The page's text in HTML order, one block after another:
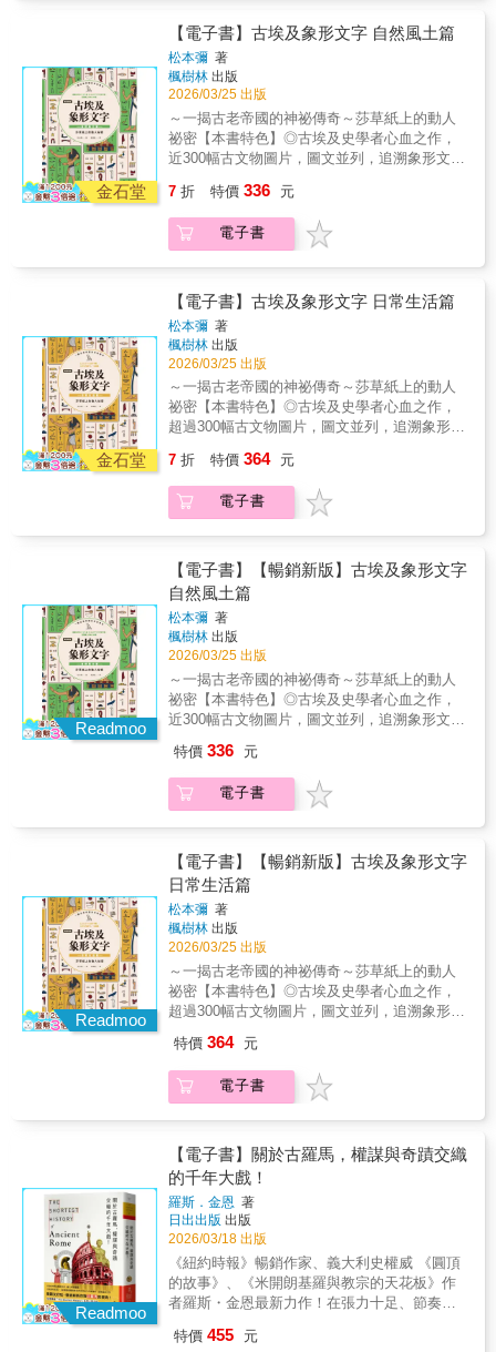
聯間的冷戰、蘇聯的解體與中國市場的開放
等，這些事件與我們的時代相接，並直接構成
了當今的世界局勢。本書由專家執筆，歸納出
近代歷史發展的六大關鍵：資本主義經濟體
系、民族國家政治體系、都市的膨脹、人工化
網絡的成長、技術體系的變化與社會體系的變
動，把握這些脈絡，對近代世界的演變就可以
瞭如指掌。 冊三《圖解東亞史》重新丈量立足
位置與東亞和世界的距離！跳出既有的認知框
論在近代以前，以中國為中心形成的相對獨立
且封閉的文化圈。偌大的亞洲大陸上，每個文
化以不同的速度成長發展，透過戰爭、貿易以
區域，但時而又屈服於擁有強大武力的遊牧民
族，在時間、空間縱橫軸的變化下，與周邊各
區域國家彼此國力消長變動，進而推展出不同
的互動關係，形成特殊的架構與脈絡。
度，揭示這樁集體駭人罪行的前因後果。▎納
粹如何走向殘暴？最難回答的歷史提問！人們
常問：為什麼納粹親衛隊（SS）能犯下那些匪
夷所思的罪行？那些近距離槍殺猶太人的殺
手，如何能一次又一次執行？集中營與死亡營
的指揮官為什麼願意——甚至興奮地——推動
集體屠殺？而普通的德國人，又怎麼能默許猶
今仍令人不寒而慄，也讓人迫切想了解：究竟
是什麼樣的心態，讓人變成了加害者？▎《納
粹心態》：走入黑暗核心，理解人性如何崩解
二戰與猶太人大屠殺的核心，追查納粹加害者
的真實想法與心路歷程。最終，他直面這段歷
史的黑暗深處，解釋這些人究竟是如何、又為
什麼會犯下人類歷史上最駭人的罪行。▎從邊
緣激進到全面災難：納粹心態的形成與崩塌瑞
斯帶領讀者重新審視納粹思想的全過程——從
1920 年代的邊緣激進政治，到 1930 年代的選
舉勝利與大眾動員，再到大屠殺的全面展開與
制度化，直至政權最後的瓦解。他清楚描繪
速生長，並靠著精心設計的宣傳機器滲入整個
社會。▎第一手證詞 × 心理學最新研究：看見
真實的加害者心態書中引用許多過去從未公開
的人們的證詞。再搭配心理學研究的最新成
果，瑞斯展開深度分析，讓我們看到：普通人
是如何被影響、被說服，甚至被推動去參與暴
行。這些故事與研究，不只讓歷史變得更清
晰，也讓我們理解極端思想如何能再次出現。
▎走進歷史，是為了避免再度重演《納粹心
態》提供了對這段恐怖歷史全新的理解。它提
醒我們：極端思想不是過去式，而是可能隨時
歷史；更是讓我們在今日的社會中保持警覺，
避免同樣的悲劇再次發生。★ 12 個警告★1.
散播陰謀論：以毫無根據的謊言煽動仇恨，把
特定族群塑造成敵人。讓人分不清真相，最終
派，強化對立。把問題全怪在某個群體身上。
3. 扮演領頭英雄：把領袖神化成救世主、全知
者。民眾逐漸把判斷與責任都交給他。4. 腐化
青年：鎖定易受影響的年輕人灌輸思想。控制
教育，塑造只接受官方版本的世代。5. 菁英的
縱容：政商、軍方、宗教等菁英替獨裁者開
路。他們的支持往往讓極權更快上台。6. 打擊
人權：壓縮司法、媒體與言論自由。讓反對者
無法發聲，社會逐漸噤聲。7. 濫用信仰：要求
人民用「相信」取代「思考」。以烏托邦願景
迷惑人心、排斥理性。8. 草木皆兵：不斷製造
敵人讓人民保持恐懼。在「危機」名義下鞏固
權力。9. 消滅阻力：對軍方、教會、官僚等有
信念。讓暴力與迫害變得「理所當然」。11. 拉
開殺人距離：用機械化、遠距離的方法降低殺
人罪惡感。讓暴力更容易、也更冷酷地被執
行。12. 煽動恐懼：利用恐懼讓人民覺得「只有
領袖能保護你」。越害怕，就越願意接受極端
命令。
旅程；從今日中國高鐵外延、中亞能源重組、
烏俄戰爭的僵局，到中東戰火再起、歐盟擴張
與美國的戰略再平衡——歐亞大陸始終是決定
全球變局的核心舞臺。法國學者米歇爾．布魯
諾（Michel Bruneau）以跨越千年的視野，深
入解析歐亞如何在漫長歷史中串聯商路、帝
國、宗教、基礎建設、能源與地緣政治。在他
筆下，歐亞絕非某一國家的勢力範圍，是所有
大國都無法避開的「世界壓力中心」——戰
在此交織。對臺灣而言，理解歐亞正是認識美
中競爭、俄中互動、中東局勢升高、中亞政經
重新洗牌、印度崛起、全球供應鏈重組與戰爭
風險的必備視角。在這個劇烈動盪的時代，看
懂歐亞，就是看懂下一個十年的世界格局。歐
亞大陸正在改寫全球新秩序，理解它，就是掌
握未來的開始。
金石堂
【電子書】古埃及象形文字 自然風土篇
松本彌 著
楓樹林 出版
2026/03/25 出版
～一揭古老帝國的神祕傳奇～莎草紙上的動人
祕密【本書特色】◎古埃及史學者心血之作，
近300幅古文物圖片，圖文並列，追溯象形文字
意義、與代表物品間的關聯，以及藏於符號中
的文化意涵。◎搭配地理、天文、宗教等學
科，重現五千年前的自然生態、藝術、社會、
等，天地萬物皆是以象形文字來表示。它平易
寫實，卻也抒情如詩，遙遠的文明在學者虔誠
地召喚下幽幽轉醒，數千年前的宗教信仰和文
化哲思，於象形文字的引路下傳奇復甦……
「河川」、「山脈」、「人」、「蛇」這些因
具體形象而創生的文字並不難理解，但當中最
令人感到好奇的，莫過於「空氣」、「情感」
這些抽象的事物， 其形塑出的象形文字，反映
出古埃及人獨特的思考方式。●為何「東」與
現？●幼發拉底河為何有「逆流河」之稱？
●「河馬蛋糕」是指什麼？本書首章以埃及風
土、氣候為鑰，推開古埃及的歷史巨門，從尼
羅河孕育的生機連結到埃及人獨有的生死觀，
譜出古埃及信仰、精神圖像；次章則連結充盈
在生活中的蟲魚鳥獸，農耕等自然賜與的恩
澤。內文以埃及生活文化為幹，介紹隨之創生
的象形文字，讓那些古老的字符帶領你穿越時
空七千年，開啟你的荷魯斯之眼。
7 折 特價 336 元
電子書
金石堂
【電子書】古埃及象形文字 日常生活篇
松本彌 著
楓樹林 出版
2026/03/25 出版
～一揭古老帝國的神祕傳奇～莎草紙上的動人
祕密【本書特色】◎古埃及史學者心血之作，
超過300幅古文物圖片，圖文並列，追溯象形文
源、意義、與代表物品間的關聯，以及藏於符
號中的文化意涵。◎搭配信仰、建築、戰爭等
事件，重現五千年前的自然生態、藝術、社
瀚恩澤等，天地萬物皆是以象形文字來表示。
它平易寫實，卻也抒情如詩，遙遠的文明在學
者虔誠地召喚下幽幽轉醒，數千年前的宗教信
仰和文化哲思，於象形文字的引路下傳奇復
甦……「河川」、「山脈」、「人」、「蛇」
這些因具體形象而創生的文字並不難理解，但
當中最令人感到好奇的，莫過於「空氣」、
「情感」這些抽象的事物，其形塑出的象形文
字，反映出古埃及人獨特的思考方式。●結婚會
讓人聯想到「緊緊拴住」，因此以「船綁在繫
此以「點火棒」的文字來表示繁榮、健康與快
樂。本書首章以埃及法老為鑰，推開古埃及的
歷史巨門，圖坦卡門的黃金面具、衣著，與之
神祕世界；次章則由男女的身體及動作，理解
埃及人表述情感的方式；最後一章則是介紹伴
隨戰爭、建築、書寫等日常生活所需而生的字
符。內文以埃及生活文化為幹，介紹隨之創生
的象形文字，讓那些古老的字符帶領你穿越時
空七千年，開啟你的荷魯斯之眼。
7 折 特價 364 元
電子書
Readmoo
【電子書】【暢銷新版】古埃及象形文字
自然風土篇
松本彌 著
楓樹林 出版
2026/03/25 出版
～一揭古老帝國的神祕傳奇～莎草紙上的動人
祕密【本書特色】◎古埃及史學者心血之作，
近300幅古文物圖片，圖文並列，追溯象形文字
意義、與代表物品間的關聯，以及藏於符號中
的文化意涵。◎搭配地理、天文、宗教等學
科，重現五千年前的自然生態、藝術、社會、
等，天地萬物皆是以象形文字來表示。它平易
寫實，卻也抒情如詩，遙遠的文明在學者虔誠
地召喚下幽幽轉醒，數千年前的宗教信仰和文
化哲思，於象形文字的引路下傳奇復甦……
「河川」、「山脈」、「人」、「蛇」這些因
具體形象而創生的文字並不難理解，但當中最
令人感到好奇的，莫過於「空氣」、「情感」
這些抽象的事物， 其形塑出的象形文字，反映
出古埃及人獨特的思考方式。●為何「東」與
「左」、「西」與「右」是以相同文字來呈
●「河馬蛋糕」是指什麼？本書首章以埃及風
土、氣候為鑰，推開古埃及的歷史巨門，從尼
羅河孕育的生機連結到埃及人獨有的生死觀，
在生活中的蟲魚鳥獸，農耕等自然賜與的恩
澤。內文以埃及生活文化為幹，介紹隨之創生
的象形文字，讓那些古老的字符帶領你穿越時
空七千年，開啟你的荷魯斯之眼。
特價 336 元
電子書
Readmoo
【電子書】【暢銷新版】古埃及象形文字
日常生活篇
松本彌 著
楓樹林 出版
2026/03/25 出版
～一揭古老帝國的神祕傳奇～莎草紙上的動人
祕密【本書特色】◎古埃及史學者心血之作，
超過300幅古文物圖片，圖文並列，追溯象形文
源、意義、與代表物品間的關聯，以及藏於符
號中的文化意涵。◎搭配信仰、建築、戰爭等
事件，重現五千年前的自然生態、藝術、社
瀚恩澤等，天地萬物皆是以象形文字來表示。
它平易寫實，卻也抒情如詩，遙遠的文明在學
者虔誠地召喚下幽幽轉醒，數千年前的宗教信
仰和文化哲思，於象形文字的引路下傳奇復
甦……「河川」、「山脈」、「人」、「蛇」
這些因具體形象而創生的文字並不難理解，但
當中最令人感到好奇的，莫過於「空氣」、
「情感」這些抽象的事物，其形塑出的象形文
字，反映出古埃及人獨特的思考方式。●結婚會
讓人聯想到「緊緊拴住」，因此以「船綁在繫
特價 364 元
電子書
Readmoo
【電子書】關於古羅馬，權謀與奇蹟交織
的千年大戲！
羅斯．金恩 著
日出出版 出版
2026/03/18 出版
《紐約時報》暢銷作家、義大利史權威 《圓頂
的故事》、《米開朗基羅與教宗的天花板》作
者羅斯・金恩最新力作！在張力十足、節奏明
最具影響力文明的傳奇崛起與統治。★易讀又
特價 455 元